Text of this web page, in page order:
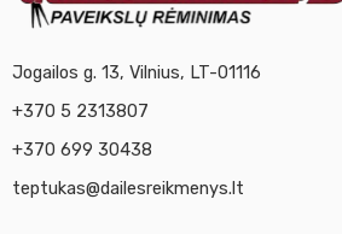
Jogailos g. 13, Vilnius, LT-01116
+370 5 2313807
+370 699 30438
teptukas@dailesreikmenys.lt